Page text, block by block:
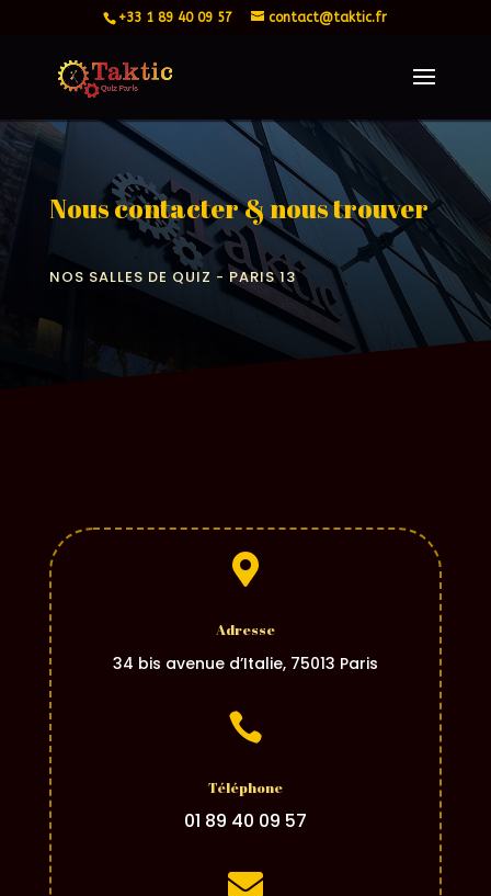
+33 1 89 40 09 57 contact@taktic.fr
Nous contacter & nous trouver
NOS SALLES DE QUIZ - PARIS 13

Adresse
34 bis avenue d’Italie, 75013 Paris

Téléphone
01 89 40 09 57
